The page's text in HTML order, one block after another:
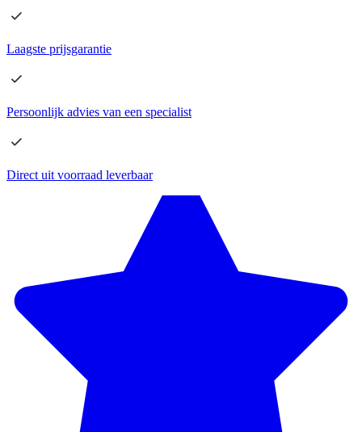
Laagste prijsgarantie
Persoonlijk advies van een specialist
Direct uit voorraad leverbaar